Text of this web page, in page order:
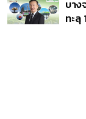
เนื่อ
บาง
ทะลุ